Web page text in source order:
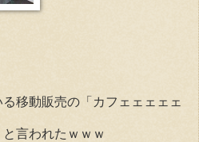
移動販売の「カフェェェェェ
と言われたｗｗｗ